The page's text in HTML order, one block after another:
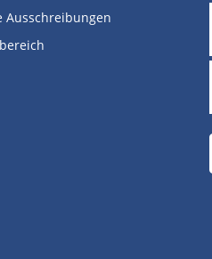
Ausschreibungen